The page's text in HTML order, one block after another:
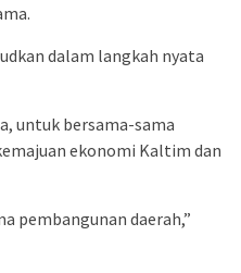
dalam langkah nyata
untuk bersama-sama
ekonomi Kaltim dan
pembangunan daerah,”